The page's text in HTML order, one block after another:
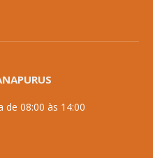
08:00 às 14:00